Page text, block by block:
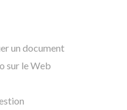
un document
sur le Web